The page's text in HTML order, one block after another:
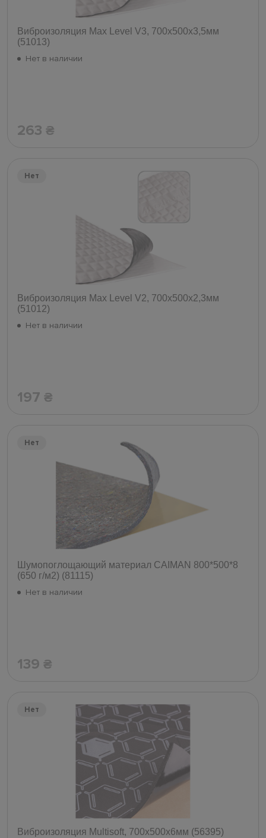
Виброизоляция Max Level V3, 700х500х3,5мм
(51013)
Нет в наличии
263 ₴
Нет
Виброизоляция Max Level V2, 700х500х2,3мм
(51012)
Нет в наличии
197 ₴
Нет
Шумопоглощающий материал СAIMAN 800*500*8
(650 г/м2) (81115)
Нет в наличии
139 ₴
Нет
Виброизоляция Multisoft, 700х500х6мм (56395)